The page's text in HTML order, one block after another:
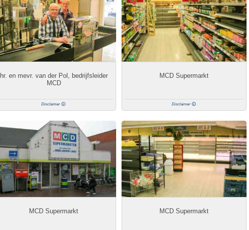
hr. en mevr. van der Pol, bedrijfsleider
MCD
Disclaimer
MCD Supermarkt
Disclaimer
MCD Supermarkt MCD Supermarkt